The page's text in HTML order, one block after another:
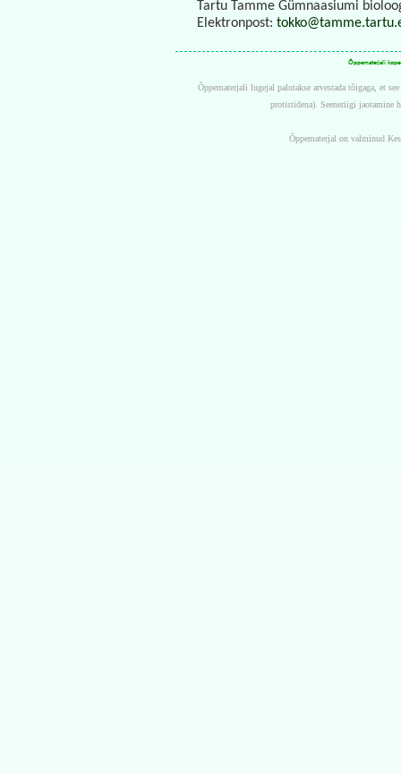
Tartu Tamme Gümnaasiumi
Elektronpost:
Õppematerjali
Õppematerjali lugejal palutakse arvestada tõigaga, et
protistidena). Seeneriigi jaotamine
Õppematerjal on valminud